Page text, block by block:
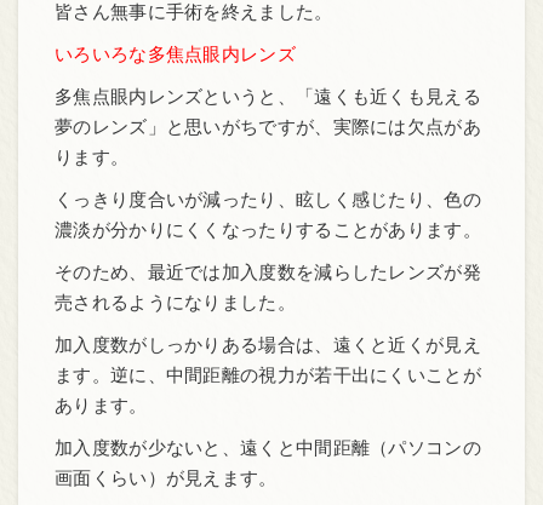
皆さん無事に手術を終えました。
いろいろな多焦点眼内レンズ
多焦点眼内レンズというと、「遠くも近くも見える
夢のレンズ」と思いがちですが、実際には欠点があ
ります。
くっきり度合いが減ったり、眩しく感じたり、色の
濃淡が分かりにくくなったりすることがあります。
そのため、最近では加入度数を減らしたレンズが発
売されるようになりました。
加入度数がしっかりある場合は、遠くと近くが見え
ます。逆に、中間距離の視力が若干出にくいことが
あります。
加入度数が少ないと、遠くと中間距離（パソコンの
画面くらい）が見えます。